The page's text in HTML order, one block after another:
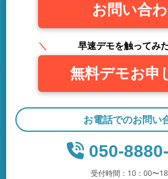
お問い合
早速デモを触ってみ
無料デモお申
お電話でのお問い
050-
受付時間：10：00〜